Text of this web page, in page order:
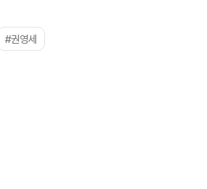
#권영세